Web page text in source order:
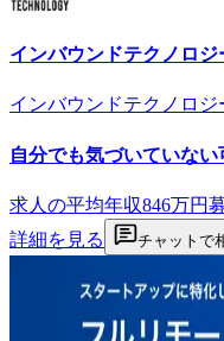
インバウンドテクノロジ
インバウンドテクノロジ
自分でも気づいていな
求人の平均年収846万円
詳細を見る
チャットで